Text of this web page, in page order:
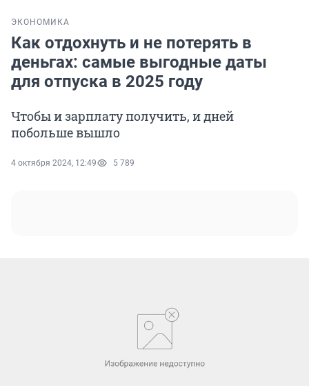
ЭКОНОМИКА
Как отдохнуть и не потерять в
деньгах: самые выгодные даты
для отпуска в 2025 году
Чтобы и зарплату получить, и дней
побольше вышло
4 октября 2024, 12:49 5 789